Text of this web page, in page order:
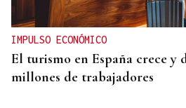
IMPULSO ECONÓMICO
El turismo en España crece y
millones de trabajadores